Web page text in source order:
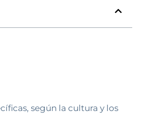
según la cultura y los